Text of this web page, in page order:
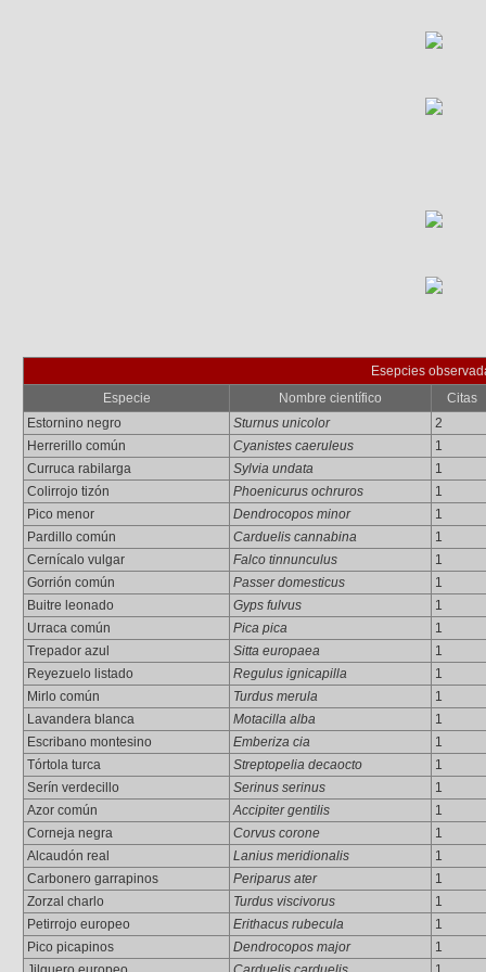
Esepcies
Especie
Nombre científico
Citas
Estornino negro
Sturnus unicolor
2
Herrerillo común
Cyanistes caeruleus
1
Curruca rabilarga
Sylvia undata
1
Colirrojo tizón
Phoenicurus ochruros
1
Pico menor
Dendrocopos minor
1
Pardillo común
Carduelis cannabina
1
Cernícalo vulgar
Falco tinnunculus
1
Gorrión común
Passer domesticus
1
Buitre leonado
Gyps fulvus
1
Urraca común
Pica pica
1
Trepador azul
Sitta europaea
1
Reyezuelo listado
Regulus ignicapilla
1
Mirlo común
Turdus merula
1
Lavandera blanca
Motacilla alba
1
Escribano montesino
Emberiza cia
1
Tórtola turca
Streptopelia decaocto
1
Serín verdecillo
Serinus serinus
1
Azor común
Accipiter gentilis
1
Corneja negra
Corvus corone
1
Alcaudón real
Lanius meridionalis
1
Carbonero garrapinos
Periparus ater
1
Zorzal charlo
Turdus viscivorus
1
Petirrojo europeo
Erithacus rubecula
1
Pico picapinos
Dendrocopos major
1